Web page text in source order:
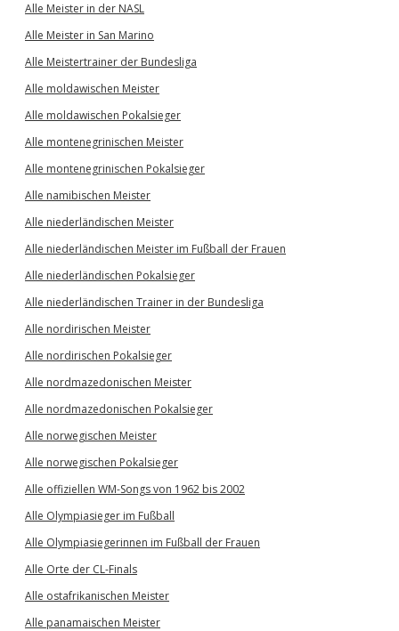
Alle Meister in der NASL
Alle Meister in San Marino
Alle Meistertrainer der Bundesliga
Alle moldawischen Meister
Alle moldawischen Pokalsieger
Alle montenegrinischen Meister
Alle montenegrinischen Pokalsieger
Alle namibischen Meister
Alle niederländischen Meister
Alle niederländischen Meister im Fußball der Frauen
Alle niederländischen Pokalsieger
Alle niederländischen Trainer in der Bundesliga
Alle nordirischen Meister
Alle nordirischen Pokalsieger
Alle nordmazedonischen Meister
Alle nordmazedonischen Pokalsieger
Alle norwegischen Meister
Alle norwegischen Pokalsieger
Alle offiziellen WM-Songs von 1962 bis 2002
Alle Olympiasieger im Fußball
Alle Olympiasiegerinnen im Fußball der Frauen
Alle Orte der CL-Finals
Alle ostafrikanischen Meister
Alle panamaischen Meister